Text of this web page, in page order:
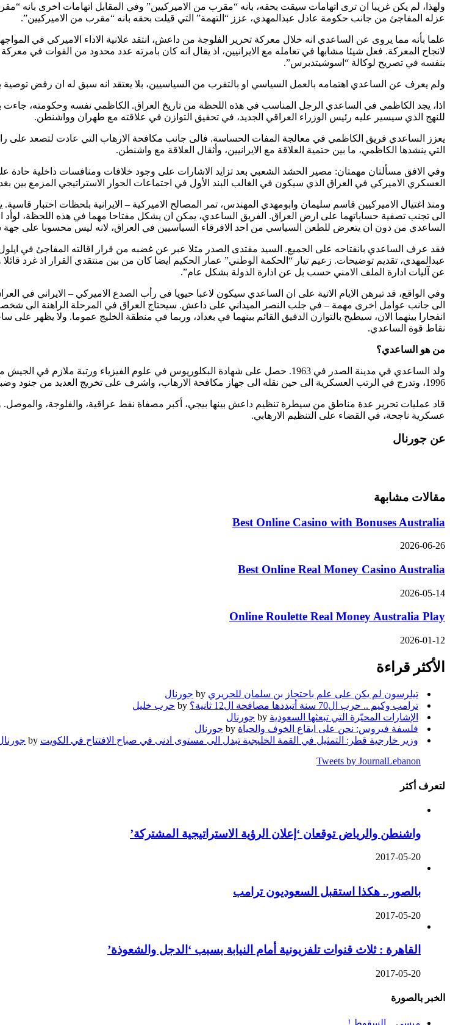
ولهذا، لم يكن غريبا ان ترى اتهامات سيقت بحقه، بانه “مقرب من الاميركيين” وفي المقابل اتهامات اخرى بانه
عزله المفاجئ من جانب حكومة عادل عبدالمهدي، عزز “التهمة” التي قيلت بحقه بانه “مقرب من الاميركيين”.
علما بأنه مما يروى عن الساعدي انه خلال معركة تحرير الفلوجة من داعش، انتقد علانية الاداء الاميركي في
لانجاح المعركة. فعل شيئا مشابها في تعامله مع الايرانيين، اذ يقال انه كان بامرته عدد محدود من القوات في
بنفسه في تصريح لوكالة “اسوشيتدبرس”.
ولم يعرف عن الساعدي اهتمامه بالعمل السياسي او بالتقرب من السياسيين، بلا يعتقد انه سبق له ان رفض توصية
اذا، يجد الكاظمي في الساعدي الرجل المناسب في هذه اللحظة من تاريخ العراق. الكاظمي نفسه وحكومته،
للنهج الذي سيسير عليه رئيس الوزراء العراقي الجديد، في تحقيق التوازن في علاقته مع طهران وواشنطن.
يعزز الساعدي فريق الكاظمي في معالجة المفات الحساسة. فالى جانب مكافحة الارهاب التي عادت لتصعد على
التي ينشدها الكاظمي، ما بين حتمية العلاقة مع الايرانيين، وأثقال العلاقة مع واشنطن.
وفي الافق مسألتان مهمتان: مصير الحشد الشعبي بعد تزايد الاشارات على وجود خلافات ومنافسات داخلية حادة
العسكري الاميركي في العراق الذي سيكون في الغالب البند الأول في اجتماعات الحوار الاستراتيجي المزمع بين
ومنذ اغتيال الاميركيين قاسم سليمان وابومهدي المهندس، تمر المصالح الاميركية – الايرانية بلحظات اختبار
الى تجنب تصفية حساباتهما على ارض العراق. الفريق الساعدي، يمكن ان يشكل مفتاحا مهما في هذه اللحظة، لوأد
الساعدي من دون ان يتعرض للطعن السياسي من احد الافرقاء السياسيين في العراق، لانه ليس محسوبا على
فقد عرف الساعدي بانفتاحه على الجميع. السيد مقتدى الصدر مثلا عبر عن غضبه من قرار اقالته المفاجئ في
عبدالمهدي، تقديم توضيحات. زعيم تيار “الحكمة الوطني” عمار الحكيم ايضا كان من بين منتقدي القرار اذ غرد
عن آليات ادارة الملف الامني حسب بل عن ادارة الدولة بشكل عام”.
وفي الواقع، قد تبرهن الايام الاتية على ان الساعدي سيكون لاعبا حيويا في رأب الصدع الاميركي – الايراني في
الى جانب عوامل اخرى مهمة – في جلب النصر الميداني على داعش. سيحتاج العراق في المرحلة الراهنة الى
انفجارا بينهما الان، سيطيح بالتوازن الدقيق القائم بينهما في بغداد، وربما في منطقة الخليج عموما. ولا يظهر
نقاط قوة الساعدي.
من هو الساعدي؟
ولد الساعدي في مدينة الصدر في 1963. حصل على شهادة البكلوريوس في علوم الفيزياء
1996، وتدرج في الرتب العسكرية الى حين نقله الى جهاز مكافحة الارهاب، واشرف على تخريج العديد من جنود وضباط الجهاز.
قاد عمليات تحرير عدة مناطق من سيطرة تنظيم داعش بينها بيجي، أكبر مصفاة نفط عراقية، والفلوجة،
عسكرية ناجحة، في القضاء على التنظيم الارهابي.
عن جورنال
مقالات مشابهة
Best Online Casino with Bonuses Australia
2026-06-26
Best Online Real Money Casino Australia
2026-05-14
Online Roulette Real Money Australia Play
2026-01-12
الأكثر قراءة
تيلرسون لم يكن على علم باحتجاز بن سلمان للحريري by جورنال
ترامب وكيم .. حرب ال70 سنة أتبددها مصافحة ال12 ثانية؟
by حرب خليل
الإشارات المحيّرة التي تبعثها السعودية by جورنال
فلسفة فيروس: نحن على ايقاع الخوف والحياة by جورنال
وزير خارجية قطر: التمثيل في القمة الخليجية تبدل الى مستوى ادنى في صباح الافتتاح في الكويت by
Tweets by JournalLebanon
لتعرف أكثر
واشنطن والرياض توقعان ‘إعلان الرؤية الاستراتيجية المشتركة’
2017-05-20
بالصور.. هكذا استقبل السعوديون ترامب
2017-05-20
القاهرة : ثلاث قنوات تلفزيونية أمام النيابة بسبب ‘الدجل والشعوذة’
2017-05-20
الخبر بالصورة
ميسي .. السقوط !